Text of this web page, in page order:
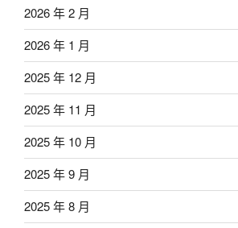
2026 年 2 月
2026 年 1 月
2025 年 12 月
2025 年 11 月
2025 年 10 月
2025 年 9 月
2025 年 8 月